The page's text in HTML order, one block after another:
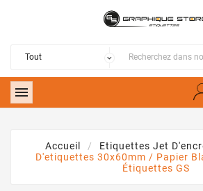

Accueil Etiquettes Jet
D'etiquettes 30x60mm / Papier
Étiquettes GS